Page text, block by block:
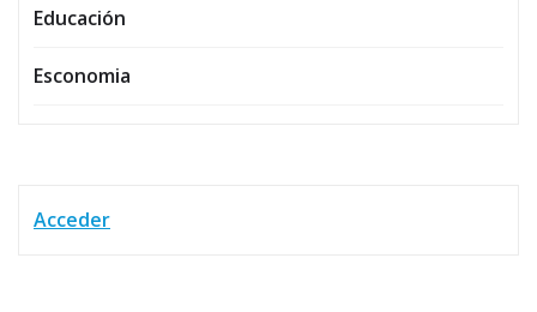
Educación
Esconomia
Acceder